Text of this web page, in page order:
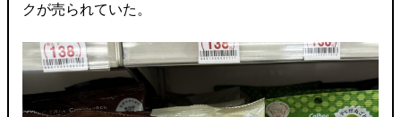
クが売られていた。